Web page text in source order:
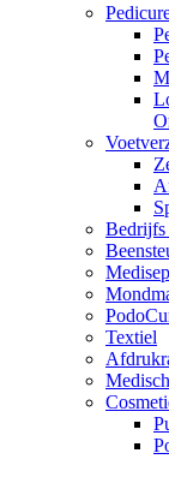
Textiel